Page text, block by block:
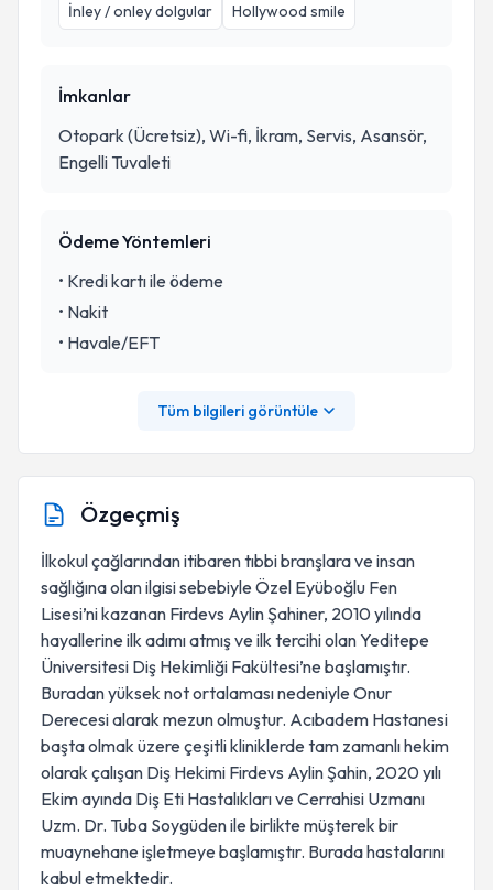
İnley / onley dolgular
Hollywood smile
İmkanlar
Otopark (Ücretsiz), Wi-fi, İkram, Servis, Asansör,
Engelli Tuvaleti
Ödeme Yöntemleri
• Kredi kartı ile ödeme
• Nakit
• Havale/EFT
Tüm bilgileri görüntüle
Özgeçmiş
İlkokul çağlarından itibaren tıbbi branşlara ve insan
sağlığına olan ilgisi sebebiyle Özel Eyüboğlu Fen
Lisesi’ni kazanan Firdevs Aylin Şahiner, 2010 yılında
hayallerine ilk adımı atmış ve ilk tercihi olan Yeditepe
Üniversitesi Diş Hekimliği Fakültesi’ne başlamıştır.
Buradan yüksek not ortalaması nedeniyle Onur
Derecesi alarak mezun olmuştur. Acıbadem Hastanesi
başta olmak üzere çeşitli kliniklerde tam zamanlı hekim
olarak çalışan Diş Hekimi Firdevs Aylin Şahin, 2020 yılı
Ekim ayında Diş Eti Hastalıkları ve Cerrahisi Uzmanı
Uzm. Dr. Tuba Soygüden ile birlikte müşterek bir
muaynehane işletmeye başlamıştır. Burada hastalarını
kabul etmektedir.